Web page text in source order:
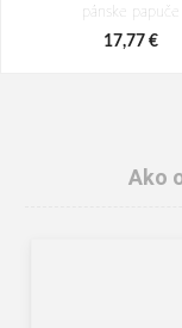
pánske papuče
17,77 €
Ako